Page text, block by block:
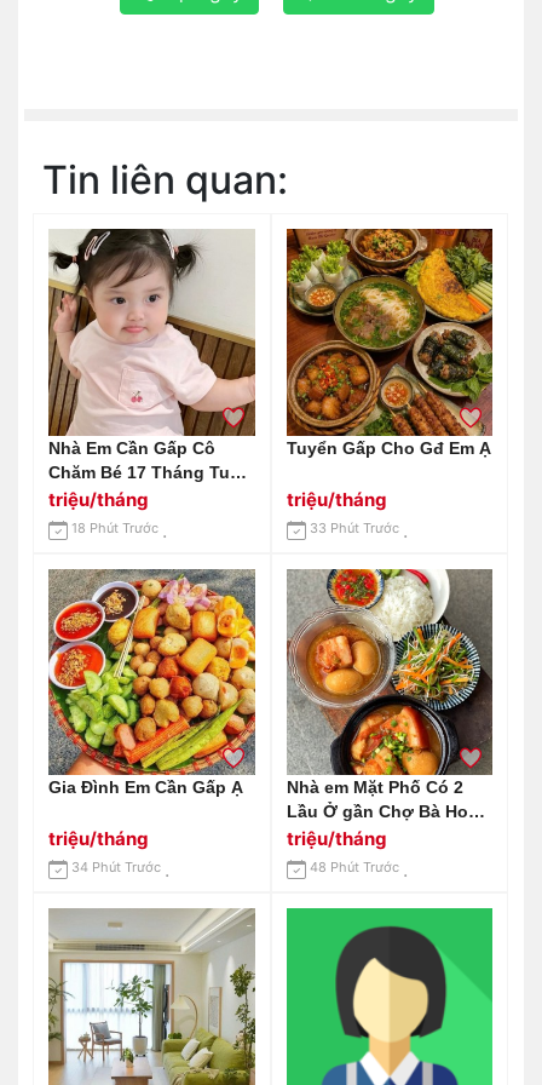
Tin liên quan:
Nhà Em Cần Gấp Cô
Chăm Bé 17 Tháng Tuổi
Ở Quận 2, Bé Ngoan, Dễ
Thương Lắm Ạ.
triệu/tháng
18 Phút Trước
Tuyển Gấp Cho Gđ Em Ạ
triệu/tháng
33 Phút Trước
Gia Đình Em Cần Gấp Ạ
triệu/tháng
34 Phút Trước
Nhà em Mặt Phố Có 2
Lầu Ở gần Chợ Bà Hom-
Bình Tân. Muốn Tìm Chị
Dưới 59 Tuổi Về Làm
Công Việc Nhà
triệu/tháng
48 Phút Trước